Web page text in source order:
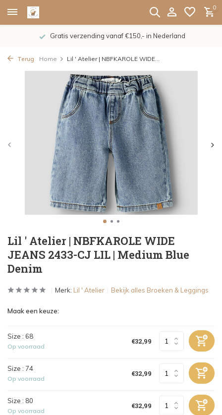
0
Gratis verzending vanaf €150,- in Nederland
Terug Home Lil ' Atelier | NBFKAROLE WIDE...
Lil ' Atelier | NBFKAROLE WIDE
JEANS 2433-CJ LIL | Medium Blue
Denim
Merk: Lil ' Atelier Bekijk alles Broeken & Leggings
Maak een keuze:
Size : 68
Op voorraad
€32,99
Size : 74
Op voorraad
€32,99
Size : 80
Op voorraad
€32,99